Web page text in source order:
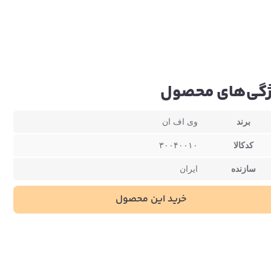
محصول
برند وی اف ان
کدکالا ۳۰۰۴۰۰۱۰
سازنده ایران
خرید این محصول